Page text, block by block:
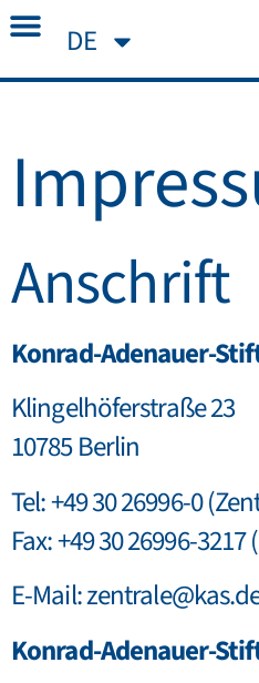
DE
Anschrift
Konrad-Adenauer-
Klingelhöferstraße 23
10785 Berlin
Tel: +49 30 26996-0
Fax: +49 30 26996-
E-Mail:
Konrad-Adenauer-